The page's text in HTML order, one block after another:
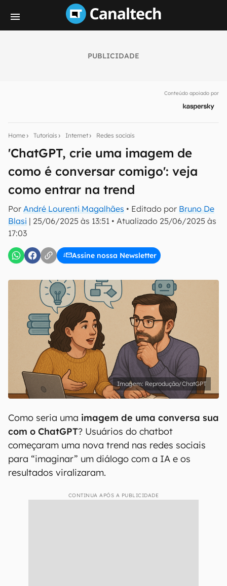
PUBLICIDADE
Conteúdo apoiado por
Home Tutoriais Internet Redes sociais
'ChatGPT, crie uma imagem de
como é conversar comigo': veja
como entrar na trend
Por André Lourenti Magalhães • Editado por Bruno De
Blasi | 25/06/2025 às 13:51 • Atualizado 25/06/2025 às
17:03
Assine nossa Newsletter
notícias e reviews sobre tecnologia em primeira
inscreva-se
Uso e Política de Privacidade do Canaltech.
Reprodução/ChatGPT
Como seria uma imagem de uma conversa sua
com o ChatGPT? Usuários do chatbot
começaram uma nova trend nas redes sociais
para “imaginar” um diálogo com a IA e os
resultados viralizaram.
CONTINUA APÓS A PUBLICIDADE